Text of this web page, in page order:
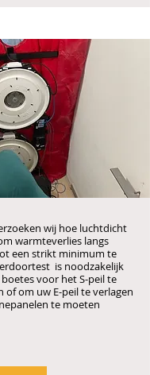
wij hoe luchtdicht
warmteverlies langs
een strikt minimum te
is noodzakelijk
voor het S-peil te
om uw E-peil te verlagen
te moeten